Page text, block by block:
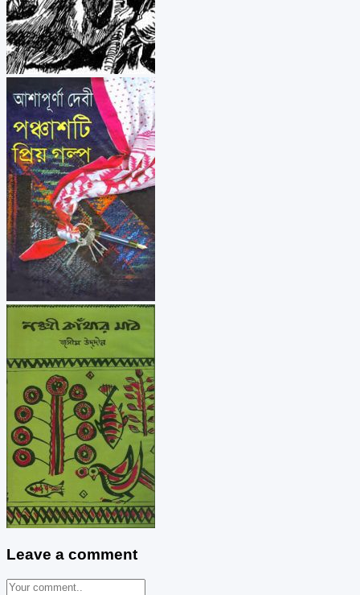
Leave a comment